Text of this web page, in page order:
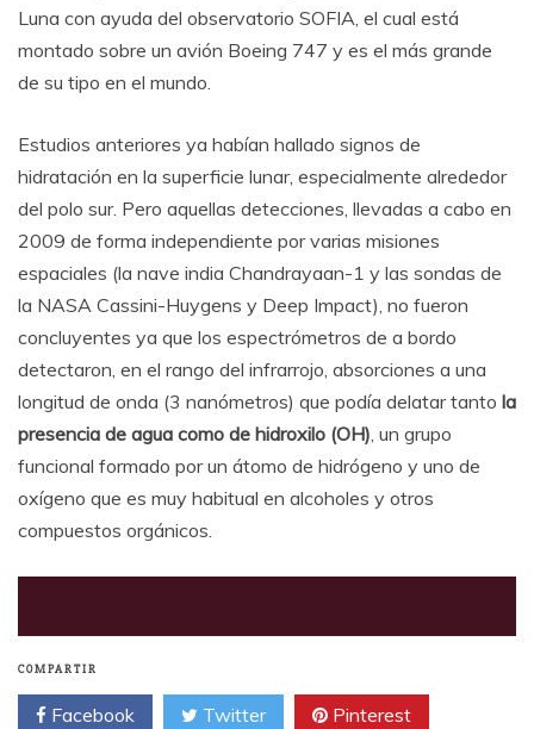
Luna con ayuda del observatorio SOFIA, el cual está
montado sobre un avión Boeing 747 y es el más grande
de su tipo en el mundo.
Estudios anteriores ya habían hallado signos de
hidratación en la superficie lunar, especialmente alrededor
del polo sur. Pero aquellas detecciones, llevadas a cabo en
2009 de forma independiente por varias misiones
espaciales (la nave india Chandrayaan-1 y las sondas de
la NASA Cassini-Huygens y Deep Impact), no fueron
concluyentes ya que los espectrómetros de a bordo
detectaron, en el rango del infrarrojo, absorciones a una
longitud de onda (3 nanómetros) que podía delatar tanto la
presencia de agua como de hidroxilo (OH), un grupo
funcional formado por un átomo de hidrógeno y uno de
oxígeno que es muy habitual en alcoholes y otros
compuestos orgánicos.
COMPARTIR
Facebook Twitter Pinterest